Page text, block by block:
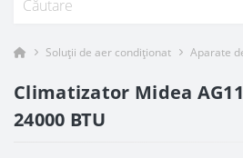
Soluții de aer condiționat Aparate
Climatizator Midea
24000 BTU